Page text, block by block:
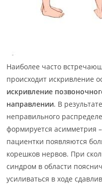
Наиболее часто
происходит искривление
искривление
направлении. В
неправильного
формируется асимметрия
пациентки появляются
корешков нервов. При
синдром в области
усиливаться в ходе